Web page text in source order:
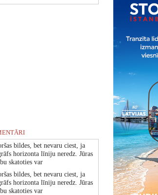
bildes, bet nevaru ciest, ja
horizonta līniju neredz. Jūras
skatoties var
bildes, bet nevaru ciest, ja
horizonta līniju neredz. Jūras
skatoties var